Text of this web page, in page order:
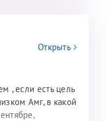
Открыть
, если есть цель
Амг, в какой